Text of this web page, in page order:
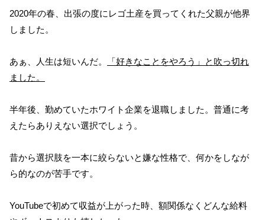
2020年の春、出張の度にレゴ土産を買ってくれた父親が他界
しました。
あぁ、人生は短いんだ。
「好きなことをやろう」と吹っ切れ
ました。
半年後、勤めていたホワイト企業を退職しました。普通に考
えたらありえない選択でしょう。
昔から選択肢を一本に絞らないと嫌な性格で、何かをしなが
ら的なのが苦手です。
YouTubeで初めて収益が上がった時、額関係なくどんな給料